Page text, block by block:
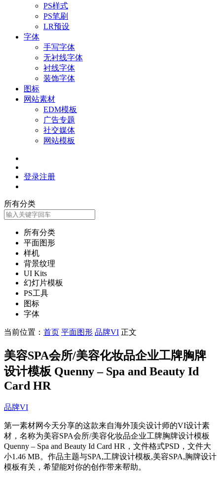
PS样式
PS笔刷
LR预设
字体
手写字体
无衬线字体
衬线字体
装饰字体
图标
网站素材
EDM模板
广告专题
社交媒体
网站模板
登录注册
所有分类
所有分类
平面图形
样机
背景纹理
UI Kits
幻灯片模板
PS工具
图标
字体
当前位置： 首页 平面图形 品牌VI 正文
美容SPA会所/美容化妆品企业工牌胸牌
设计模板 Quenny – Spa and Beauty Id
Card HR
品牌VI
第一素材网今天分享的这款来自海外顶尖设计师的VI设计素
材，名称为美容SPA会所/美容化妆品企业工牌胸牌设计模板
Quenny – Spa and Beauty Id Card HR，文件格式PSD，文件大
小1.46 MB。作品主题与SPA,工牌设计模板,美容SPA,胸牌设计
模板有关，希望能对你的创作带来帮助。